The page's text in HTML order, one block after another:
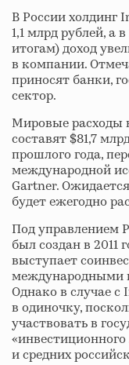
В России холдинг
1,1 млрд рублей, а
итогам) доход
в компании.
приносят банки,
сектор.
Мировые расходы
составят $81,7
прошлого года,
международной
Gartner.
будет ежегодно
Под управлением
был создан в 2011
выступает
международными
Однако в случае с
в одиночку,
участвовать в
и средних